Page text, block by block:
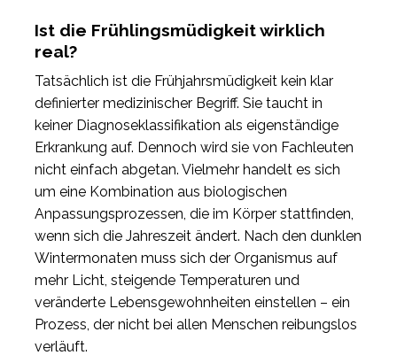
Ist die Frühlingsmüdigkeit wirklich
real?
Tatsächlich ist die Frühjahrsmüdigkeit kein klar
definierter medizinischer Begriff. Sie taucht in
keiner Diagnoseklassifikation als eigenständige
Erkrankung auf. Dennoch wird sie von Fachleuten
nicht einfach abgetan. Vielmehr handelt es sich
um eine Kombination aus biologischen
Anpassungsprozessen, die im Körper stattfinden,
wenn sich die Jahreszeit ändert. Nach den dunklen
Wintermonaten muss sich der Organismus auf
mehr Licht, steigende Temperaturen und
veränderte Lebensgewohnheiten einstellen – ein
Prozess, der nicht bei allen Menschen reibungslos
verläuft.